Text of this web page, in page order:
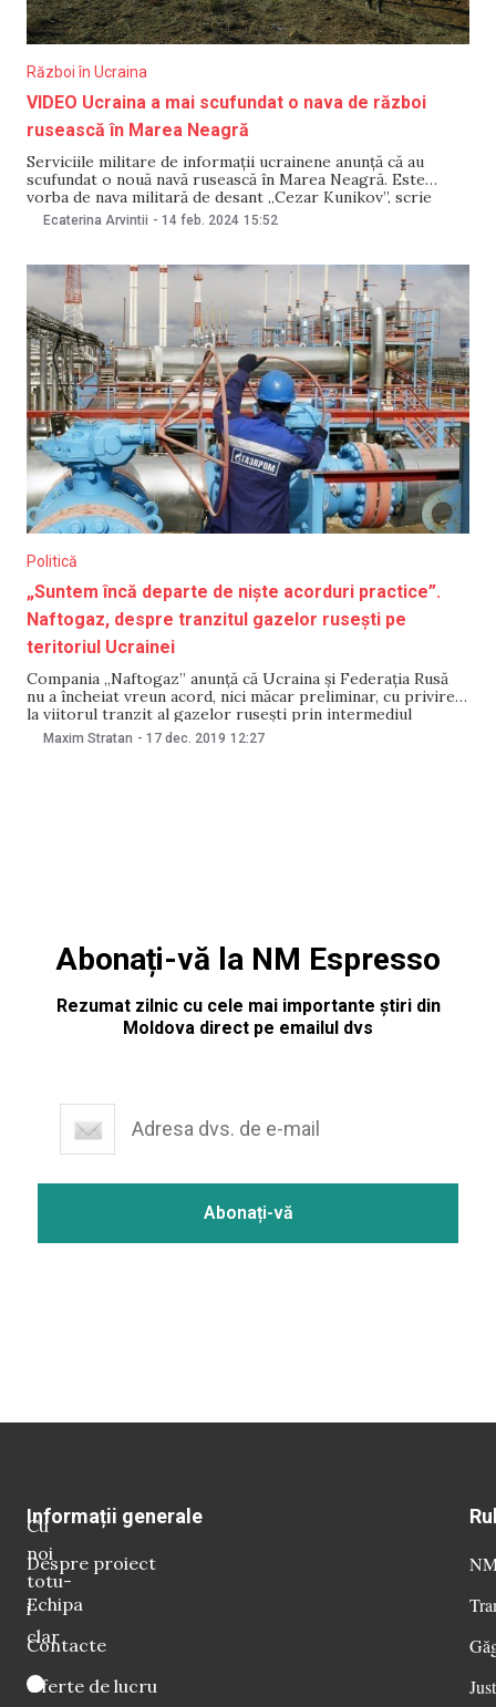
Război în Ucraina
VIDEO Ucraina a mai scufundat o nava de război
rusească în Marea Neagră
Serviciile militare de informații ucrainene anunță că au
scufundat o nouă navă rusească în Marea Neagră. Este
vorba de nava militară de desant „Cezar Kunikov”, scrie
portalul Meduza. Canalul de Telegram ucrainean „Vântul
Ecaterina Arvintii - 14 feb. 2024 15:52
Politică
„Suntem încă departe de niște acorduri practice”.
Naftogaz, despre tranzitul gazelor rusești pe
teritoriul Ucrainei
Compania „Naftogaz” anunță că Ucraina și Federația Rusă
nu a încheiat vreun acord, nici măcar preliminar, cu privire
la viitorul tranzit al gazelor rusești prin intermediul
sistemului de transport al gazelor din Ucraina, informează
Maxim Stratan - 17 dec. 2019 12:27
Abonați-vă la NM Espresso
Rezumat zilnic cu cele mai importante știri din
Moldova direct pe emailul dvs
Cu
noi
totu-
i
clar
Informații generale
Despre proiect
Echipa
Contacte
Oferte de lucru